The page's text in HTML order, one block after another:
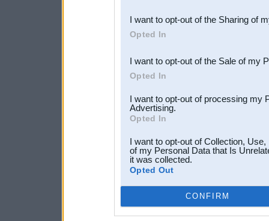
Downstream Participants
third parties.
I want to opt-out of the Sharing of
Opted In
I want to opt-out of the Sale of my
Opted In
I want to opt-out of processing my
Advertising.
Opted In
I want to opt-out of Collection,
of my Personal Data that Is
it was collected.
Opted Out
CONFIRM